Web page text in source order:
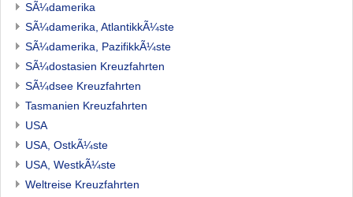
SÃ¼damerika
SÃ¼damerika, AtlantikkÃ¼ste
SÃ¼damerika, PazifikkÃ¼ste
SÃ¼dostasien Kreuzfahrten
SÃ¼dsee Kreuzfahrten
Tasmanien Kreuzfahrten
USA
USA, OstkÃ¼ste
USA, WestkÃ¼ste
Weltreise Kreuzfahrten